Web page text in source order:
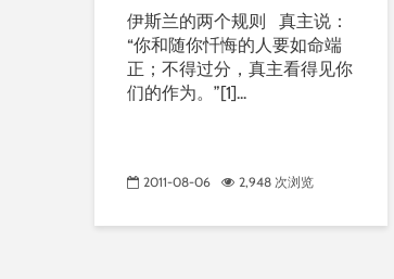
伊斯兰的两个规则 真主说：
“你和随你忏悔的人要如命端
正；不得过分，真主看得见你
们的作为。”[1]...
2011-08-06 2,948 次浏览